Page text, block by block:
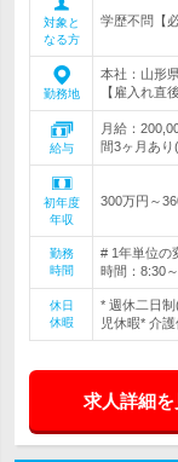
対象と
なる方
学歴不問【
勤務地
本社：山形
【雇入れ直
給与
月給：
間3ヶ月あ
初年度
年収
300万円～
勤務
時間
# 1年単位の
時間：8:30
休日
休暇
* 週休二日
児休暇* 介護
求人詳細を